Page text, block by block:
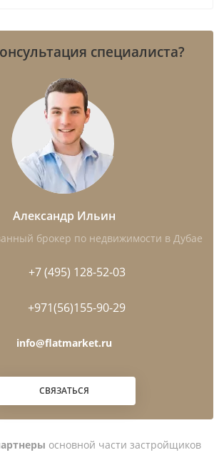
специалиста?
Александр Ильин
брокер по недвижимости в Дубае
+7 (495) 128-52-03
+971(56)155-90-29
info@flatmarket.ru
СВЯЗАТЬСЯ
основной части застройщиков